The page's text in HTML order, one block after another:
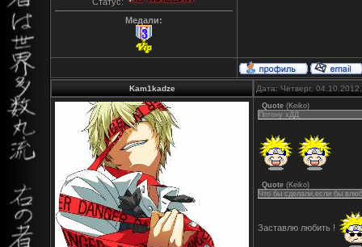
Медали:
Kam1kadze Дата: Четверг,
Quote (Keiko)
Потону хДД
Quote (Keiko)
Что бы сделали,если бы
Заставлю любить !